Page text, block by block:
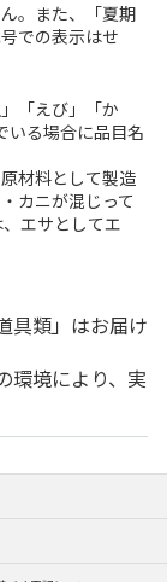
。また、「夏期
での表示はせ
「えび」「か
いる場合に品目名
材料として製造
カニが混じって
エサとしてエ
具類」はお届け
環境により、実